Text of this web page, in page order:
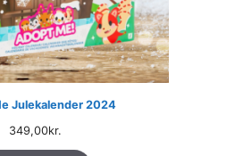
Julekalender 2024
349,00kr.